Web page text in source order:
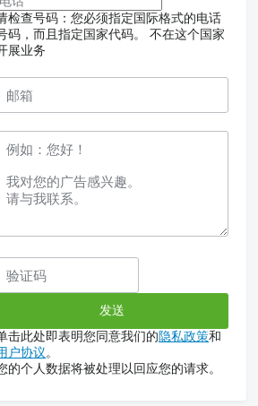
检查号码：您必须指定国际格式的电话
码，而且指定国家代码。
不在这个国家
展业务
击此处即表明您同意我们的隐私政策和
户协议。
的个人数据将被处理以回应您的请求。